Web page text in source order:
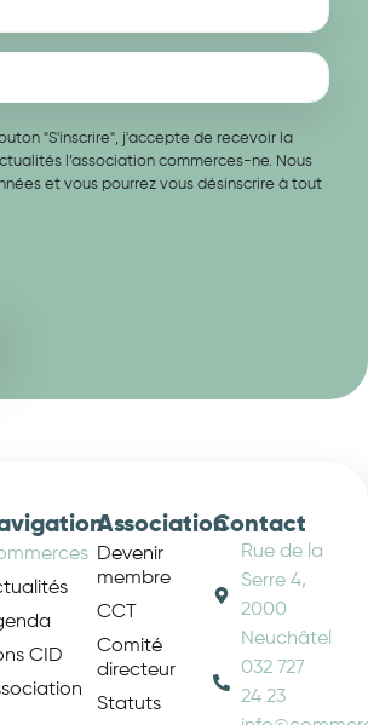
"S'inscrire", j'accepte de recevoir la
l’association commerces-ne. Nous
et vous pourrez vous désinscrire à tout
CID
Association
Devenir
membre
CCT
Comité
directeur
Statuts
Contact
Rue de la
Serre 4,
2000
Neuchâtel
032 727
24 23